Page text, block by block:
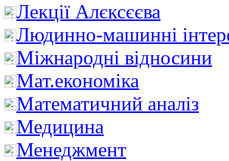
Лекції Алєксєєва
Людинно-машинні
Міжнародні відносини
Мат.економіка
Математичний аналіз
Медицина
Менеджмент